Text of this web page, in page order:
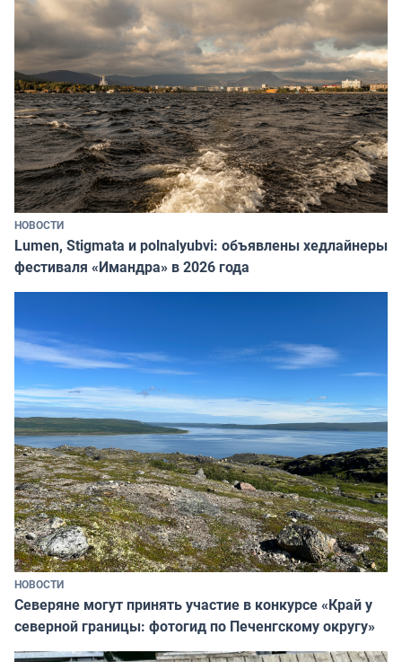
НОВОСТИ
Lumen, Stigmata и polnalyubvi: объявлены хедлайнеры
фестиваля «Имандра» в 2026 года
НОВОСТИ
Северяне могут принять участие в конкурсе «Край у
северной границы: фотогид по Печенгскому округу»